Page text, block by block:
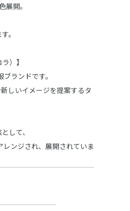
展開。
。
）】
ランドです。
しいイメージを提案するタ
して、
ンジされ、展開されていま